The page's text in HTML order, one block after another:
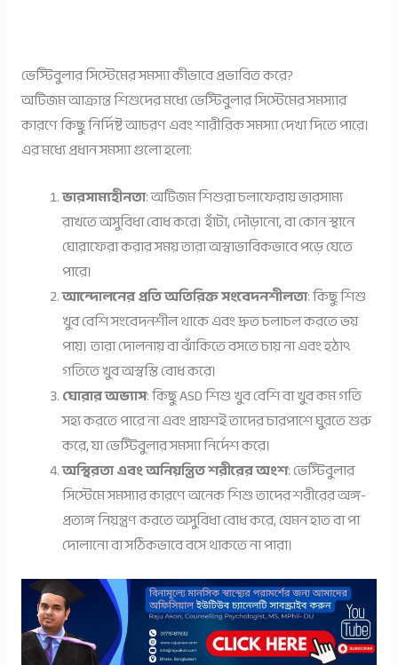
ভেস্টিবুলার সিস্টেমের সমস্যা কীভাবে প্রভাবিত করে?
অটিজম আক্রান্ত শিশুদের মধ্যে ভেস্টিবুলার সিস্টেমের সমস্যার
কারণে কিছু নির্দিষ্ট আচরণ এবং শারীরিক সমস্যা দেখা দিতে পারে।
এর মধ্যে প্রধান সমস্যা গুলো হলো:
ভারসাম্যহীনতা: অটিজম শিশুরা চলাফেরায় ভারসাম্য
রাখতে অসুবিধা বোধ করে। হাঁটা, দৌড়ানো, বা কোন স্থানে
ঘোরাফেরা করার সময় তারা অস্বাভাবিকভাবে পড়ে যেতে
পারে।
আন্দোলনের প্রতি অতিরিক্ত সংবেদনশীলতা: কিছু শিশু
খুব বেশি সংবেদনশীল থাকে এবং দ্রুত চলাচল করতে ভয়
পায়। তারা দোলনায় বা ঝাঁকিতে বসতে চায় না এবং হঠাৎ
গতিতে খুব অস্বস্তি বোধ করে।
ঘোরার অভ্যাস: কিছু ASD শিশু খুব বেশি বা খুব কম গতি
সহ্য করতে পারে না এবং প্রায়শই তাদের চারপাশে ঘুরতে শুরু
করে, যা ভেস্টিবুলার সমস্যা নির্দেশ করে।
অস্থিরতা এবং অনিয়ন্ত্রিত শরীরের অংশ: ভেস্টিবুলার
সিস্টেমে সমস্যার কারণে অনেক শিশু তাদের শরীরের অঙ্গ-
প্রত্যঙ্গ নিয়ন্ত্রণ করতে অসুবিধা বোধ করে, যেমন হাত বা পা
দোলানো বা সঠিকভাবে বসে থাকতে না পারা।